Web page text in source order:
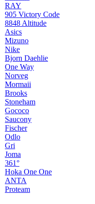
RAY
905 Victory Code
8848 Altitude
Asics
Mizuno
Nike
Bjorn Daehlie
One Way
Norveg
Mormaii
Brooks
Stoneham
Gococo
Saucony
Fischer
Odlo
Gri
Joma
361°
Hoka One One
ANTA
Proteam